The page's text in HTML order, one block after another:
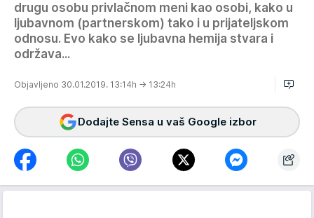
drugu osobu privlačnom meni kao osobi, kako u
ljubavnom (partnerskom) tako i u prijateljskom
odnosu. Evo kako se ljubavna hemija stvara i
održava...
Objavljeno 30.01.2019. 13:14h → 13:24h
Dodajte Sensa u vaš Google izbor